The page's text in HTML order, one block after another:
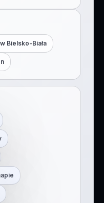
Bielsko-Biała